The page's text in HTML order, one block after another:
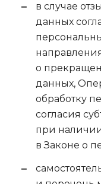
в случае
данных
о
данных,
обработку
согласия
при
в Законе о